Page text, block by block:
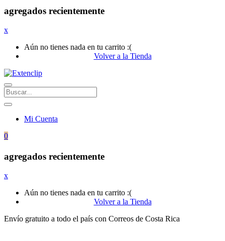
agregados recientemente
x
Aún no tienes nada en tu carrito :(
Volver a la Tienda
Mi Cuenta
0
agregados recientemente
x
Aún no tienes nada en tu carrito :(
Volver a la Tienda
Envío gratuito a todo el país con Correos de Costa Rica